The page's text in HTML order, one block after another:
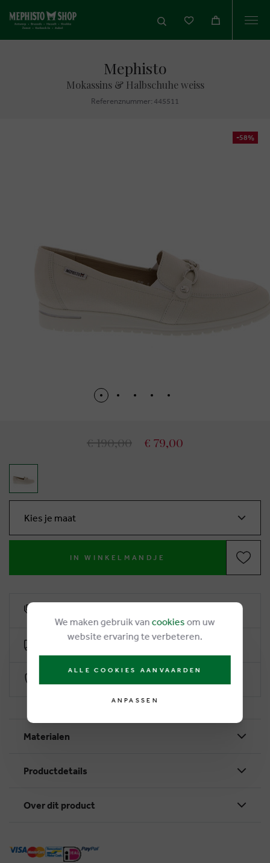
Mephisto
Mokassins & Halbschuhe weiss
Referenznummer: 445511
-58%
€ 190,00 € 79,00
Kies je maat
IN WINKELMANDJE
Kostenlose Lieferung ab €50
Materialen
Productdetails
Over dit product
We maken gebruik van cookies om uw
website ervaring te verbeteren.
ALLE COOKIES AANVAARDEN
ANPASSEN